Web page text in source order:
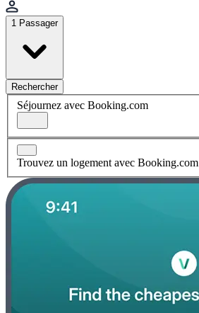
1 Passager
Rechercher
Séjournez avec Booking.com
Trouvez un logement avec Booking.com